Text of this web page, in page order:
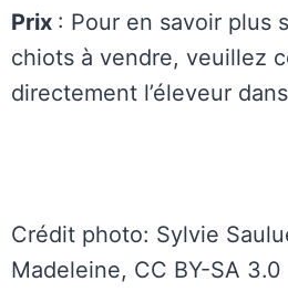
Prix : Pour en savoir plus
chiots à vendre, veuillez
directement l’éleveur
Crédit photo: Sylvie
Madeleine, CC BY-SA 3.0